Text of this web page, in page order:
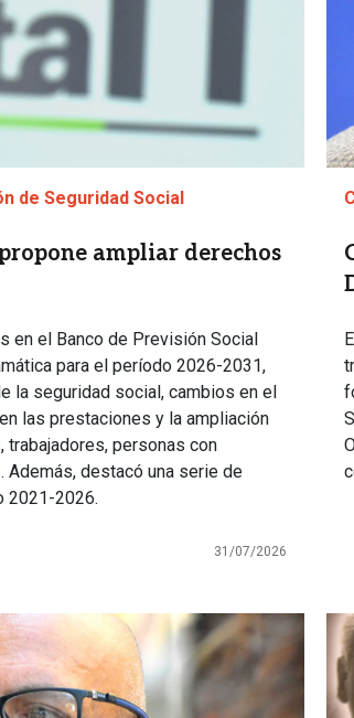
de Seguridad Social
ampliar derechos
en el Banco de Previsión Social
para el período 2026-2031,
la seguridad social, cambios en el
las prestaciones y la ampliación
personas con
destacó una serie de
2021-2026.
31/07/2026